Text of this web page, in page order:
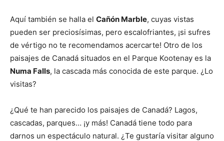
Aquí también se halla el Cañón Marble, cuyas vistas
pueden ser preciosísimas, pero escalofriantes, ¡si sufres
de vértigo no te recomendamos acercarte! Otro de los
paisajes de Canadá situados en el Parque Kootenay es la
Numa Falls, la cascada más conocida de este parque. ¿Lo
visitas?
¿Qué te han parecido los paisajes de Canadá? Lagos,
cascadas, parques… ¡y más! Canadá tiene todo para
darnos un espectáculo natural. ¿Te gustaría visitar alguno